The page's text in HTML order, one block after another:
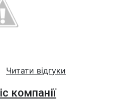
Читати відгуки
компанії